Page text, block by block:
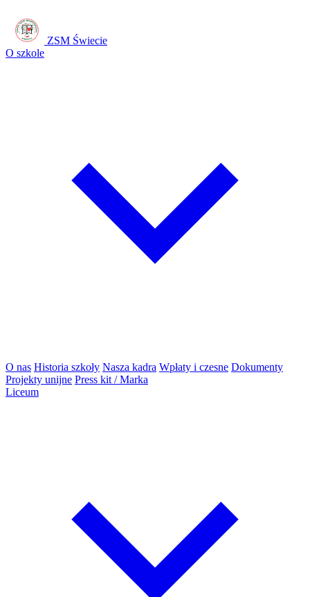
ZSM Świecie
O szkole
O nas Historia szkoły Nasza kadra Wpłaty i czesne Dokumenty
Projekty unijne Press kit / Marka
Liceum